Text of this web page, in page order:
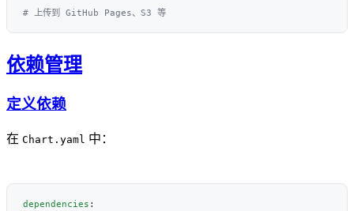
依赖管理
定义依赖
在 Chart.yaml 中：
dependencies